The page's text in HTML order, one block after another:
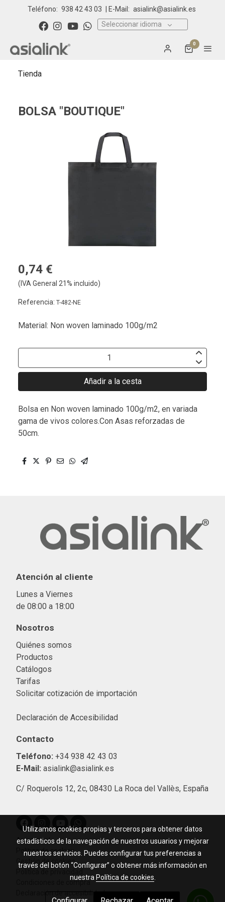
Teléfono: 938 42 43 03 | E-Mail: asialink@asialink.es
Seleccionar idioma
0
Tienda
BOLSA "BOUTIQUE"
0,74 €
(IVA General 21% incluido)
Referencia: T-482-NE
Material: Non woven laminado 100g/m2
Añadir a la cesta
Bolsa en Non woven laminado 100g/m2, en variada
gama de vivos colores.Con Asas reforzadas de
50cm.
Atención al cliente
Lunes a Viernes
de 08:00 a 18:00
Nosotros
Quiénes somos
Productos
Catálogos
Tarifas
Solicitar cotización de importación
Declaración de Accesibilidad
Contacto
Teléfono: +34 938 42 43 03
E-Mail: asialink@asialink.es
C/ Roquerols 12, 2c, 08430 La Roca del Vallès, España
Aviso legal
Política de cookies
Gestión de cookies
Condiciones de compra
Utilizamos cookies propias y terceros para obtener datos
estadísticos de la navegación de nuestros usuarios y mejorar
nuestros servicios. Puedes configurar tus preferencias a
través del botón “Configurar” o obtener más información en
nuestra Política de cookies